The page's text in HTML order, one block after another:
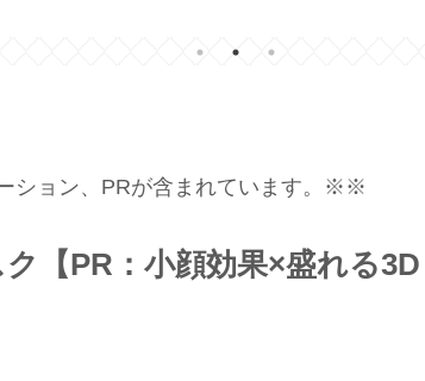
ション、PRが含まれています。※※
【PR：小顔効果×盛れる3D